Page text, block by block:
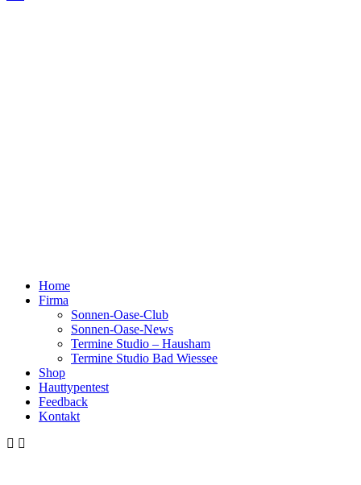
Home
Firma
Sonnen-Oase-Club
Sonnen-Oase-News
Termine Studio – Hausham
Termine Studio Bad Wiessee
Shop
Hauttypentest
Feedback
Kontakt